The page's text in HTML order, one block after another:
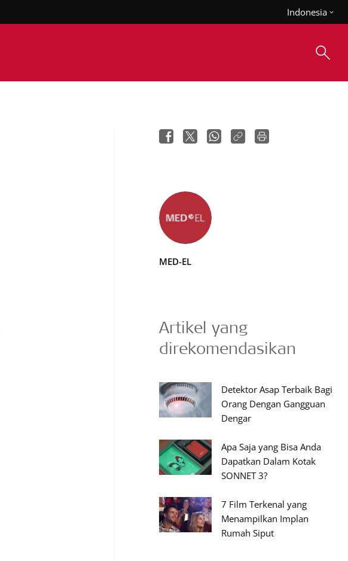
Indonesia
MED-EL
Artikel yang
direkomendasikan
Detektor Asap Terbaik Bagi
Orang Dengan Gangguan
Dengar
Apa Saja yang Bisa Anda
Dapatkan Dalam Kotak
SONNET 3?
7 Film Terkenal yang
Menampilkan Implan
Rumah Siput